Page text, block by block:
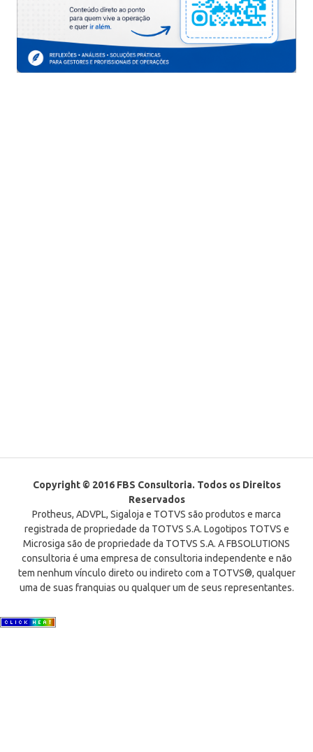
Copyright © 2016 FBS Consultoria. Todos os Direitos
Reservados
Protheus, ADVPL, Sigaloja e TOTVS são produtos e marca
registrada de propriedade da TOTVS S.A. Logotipos TOTVS e
Microsiga são de propriedade da TOTVS S.A. A FBSOLUTIONS
consultoria é uma empresa de consultoria independente e não
tem nenhum vínculo direto ou indireto com a TOTVS®, qualquer
uma de suas franquias ou qualquer um de seus representantes.